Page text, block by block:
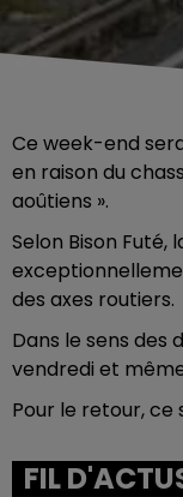
Ce week-end
en raison du
aoûtiens ».
Selon Bison Futé,
des axes routiers.
Dans le sens des
vendredi et
Pour le retour,
FIL